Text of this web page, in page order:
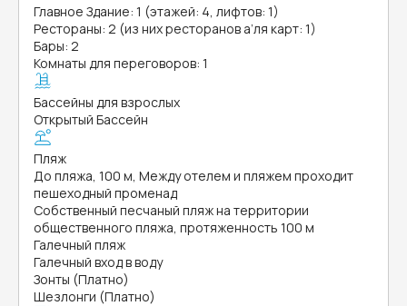
Главное Здание: 1 (этажей: 4, лифтов: 1)
Рестораны: 2 (из них ресторанов а’ля карт: 1)
Бары: 2
Комнаты для переговоров: 1
Бассейны для взрослых
Открытый Бассейн
Пляж
До пляжа, 100 м, Между отелем и пляжем проходит
пешеходный променад
Собственный песчаный пляж на территории
общественного пляжа, протяженность 100 м
Галечный пляж
Галечный вход в воду
Зонты (Платно)
Шезлонги (Платно)